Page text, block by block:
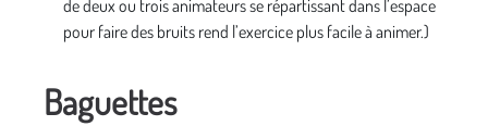
de deux ou trois animateurs se répartissant dans l’espace
pour faire des bruits rend l’exercice plus facile à animer.)
Baguettes